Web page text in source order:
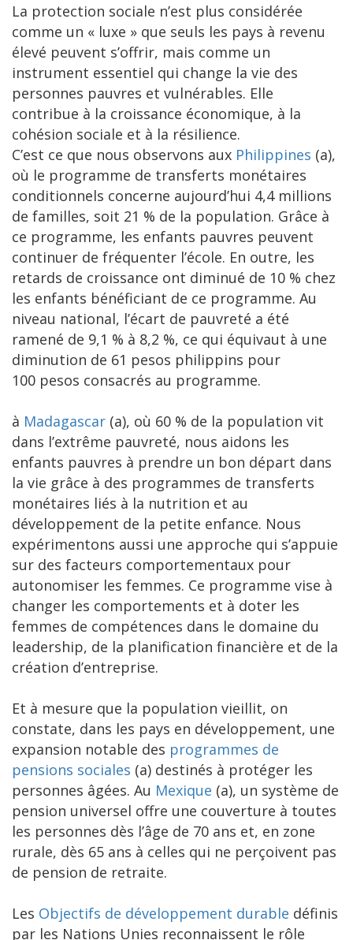
La protection sociale n’est plus considérée
comme un « luxe » que seuls les pays à revenu
élevé peuvent s’offrir, mais comme un
instrument essentiel qui change la vie des
personnes pauvres et vulnérables. Elle
contribue à la croissance économique, à la
cohésion sociale et à la résilience.
C’est ce que nous observons aux Philippines (a),
où le programme de transferts monétaires
conditionnels concerne aujourd’hui 4,4 millions
de familles, soit 21 % de la population. Grâce à
ce programme, les enfants pauvres peuvent
continuer de fréquenter l’école. En outre, les
retards de croissance ont diminué de 10 % chez
les enfants bénéficiant de ce programme. Au
niveau national, l’écart de pauvreté a été
ramené de 9,1 % à 8,2 %, ce qui équivaut à une
diminution de 61 pesos philippins pour
100 pesos consacrés au programme.
à Madagascar (a), où 60 % de la population vit
dans l’extrême pauvreté, nous aidons les
enfants pauvres à prendre un bon départ dans
la vie grâce à des programmes de transferts
monétaires liés à la nutrition et au
développement de la petite enfance. Nous
expérimentons aussi une approche qui s’appuie
sur des facteurs comportementaux pour
autonomiser les femmes. Ce programme vise à
changer les comportements et à doter les
femmes de compétences dans le domaine du
leadership, de la planification financière et de la
création d’entreprise.
Et à mesure que la population vieillit, on
constate, dans les pays en développement, une
expansion notable des programmes de
pensions sociales (a) destinés à protéger les
personnes âgées. Au Mexique (a), un système de
pension universel offre une couverture à toutes
les personnes dès l’âge de 70 ans et, en zone
rurale, dès 65 ans à celles qui ne perçoivent pas
de pension de retraite.
Les Objectifs de développement durable définis
par les Nations Unies reconnaissent le rôle